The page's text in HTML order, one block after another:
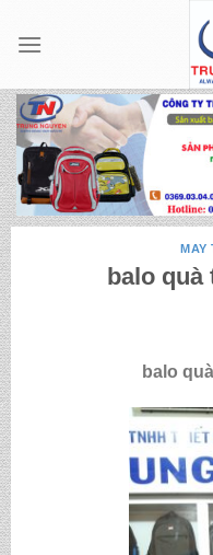
MAY
balo quà
balo